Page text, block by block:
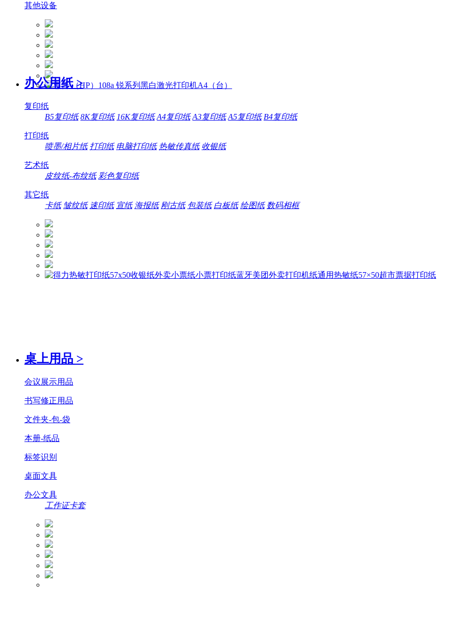
其他设备
办公用纸 >
复印纸
B5复印纸 8K复印纸 16K复印纸 A4复印纸 A3复印纸 A5复印纸 B4复印纸
打印纸
喷墨/相片纸 打印纸 电脑打印纸 热敏传真纸 收银纸
艺术纸
皮纹纸-布纹纸 彩色复印纸
其它纸
卡纸 皱纹纸 速印纸 宣纸 海报纸 刚古纸 包装纸 白板纸 绘图纸 数码相框
桌上用品 >
会议展示用品
书写修正用品
文件夹-包-袋
本册-纸品
标签识别
桌面文具
办公文具
工作证卡套